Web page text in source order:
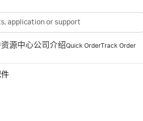
资源中心公司介绍Quick OrderTrack Order